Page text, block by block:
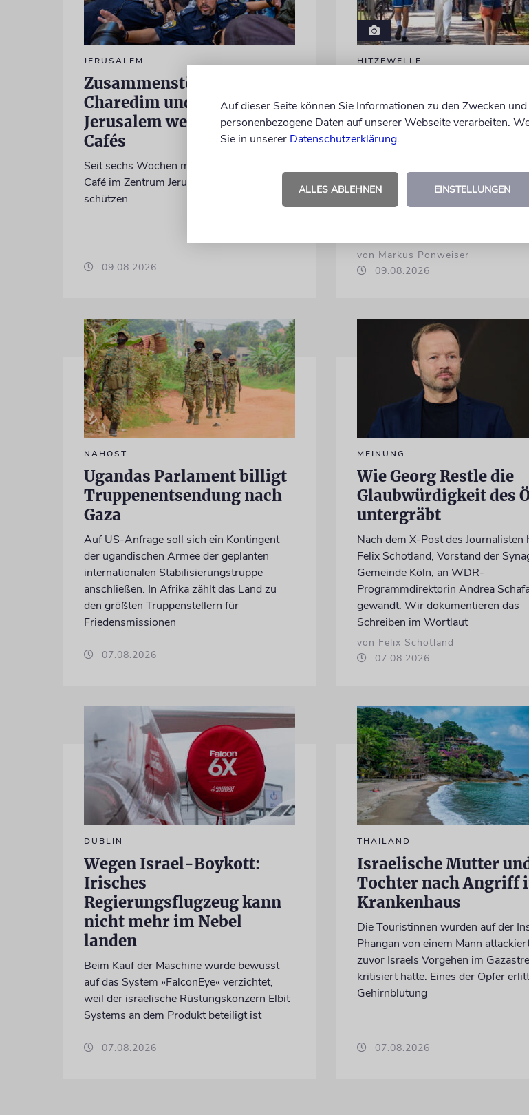
JERUSALEM
Zusammenstöße zwischen
Charedim und Säkularen in
Jerusalem wegen eines
Cafés
Seit sechs Wochen muss die Polizei ein
Café im Zentrum Jerusalems vor Angriffen
schützen
09.08.2026
HITZEWELLE
Was Europa bei
Israel lernen kann
von Markus Ponweiser
09.08.2026
NAHOST
Ugandas Parlament billigt
Truppenentsendung nach
Gaza
Auf US-Anfrage soll sich ein Kontingent
der ugandischen Armee der geplanten
internationalen Stabilisierungstruppe
anschließen. In Afrika zählt das Land zu
den größten Truppenstellern für
Friedensmissionen
07.08.2026
MEINUNG
Wie Georg Restle die
Glaubwürdigkeit des
untergräbt
Nach dem X-Post des Journalisten
Felix Schotland, Vorstand der
Gemeinde Köln, an WDR-
Programmdirektorin Andrea
gewandt. Wir dokumentieren das
Schreiben im Wortlaut
von Felix Schotland
07.08.2026
DUBLIN
Wegen Israel-Boykott:
Irisches
Regierungsflugzeug kann
nicht mehr im Nebel
landen
Beim Kauf der Maschine wurde bewusst
auf das System »FalconEye« verzichtet,
weil der israelische Rüstungskonzern Elbit
Systems an dem Produkt beteiligt ist
07.08.2026
THAILAND
Israelische Mutter
Tochter nach Angriff
Krankenhaus
Die Touristinnen wurden auf der
Phangan von einem Mann
zuvor Israels Vorgehen im
kritisiert hatte. Eines der Opfer
Gehirnblutung
07.08.2026
Auf dieser Seite können Sie Informationen zu den Zwecken
personenbezogene Daten auf unserer Webseite verarbeiten.
Sie in unserer Datenschutzerklärung.
ALLES ABLEHNEN EINSTELLUNGEN